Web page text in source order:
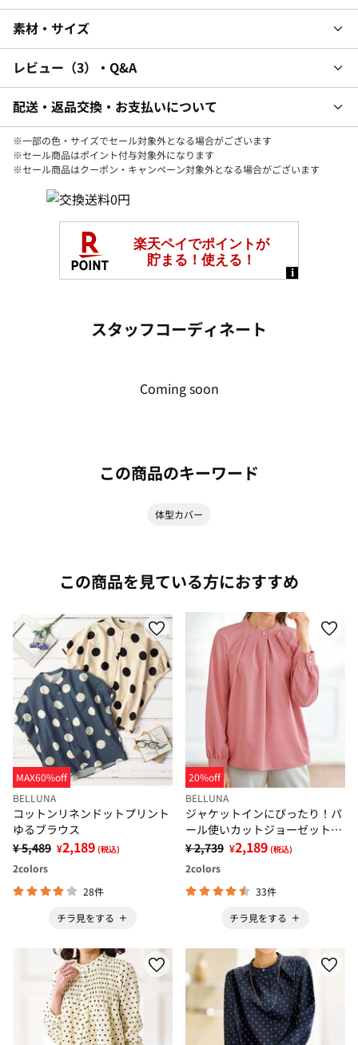
素材・サイズ
レビュー 3 ・Q&A
配送・返品交換・お支払いについて
※一部の色・サイズでセール対象外となる場合がございます
※セール商品はポイント付与対象外になります
※セール商品はクーポン・キャンペーン対象外となる場合がございます
スタッフコーディネート
Coming soon
この商品のキーワード
体型カバー
この商品を見ている方におすすめ
MAX60%off
BELLUNA
コットンリネンドットプリント
ゆるブラウス
¥ 5,489 ¥2,189 (税込)
2colors
28件
チラ見をする
20%off
BELLUNA
ジャケットインにぴったり！パ
ール使いカットジョーゼットブ
ラウス
¥ 2,739 ¥2,189 (税込)
2colors
33件
チラ見をする